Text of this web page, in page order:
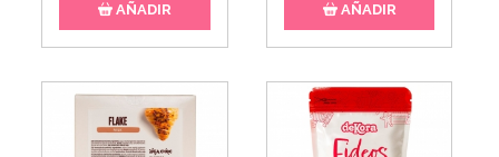
AÑADIR AÑADIR